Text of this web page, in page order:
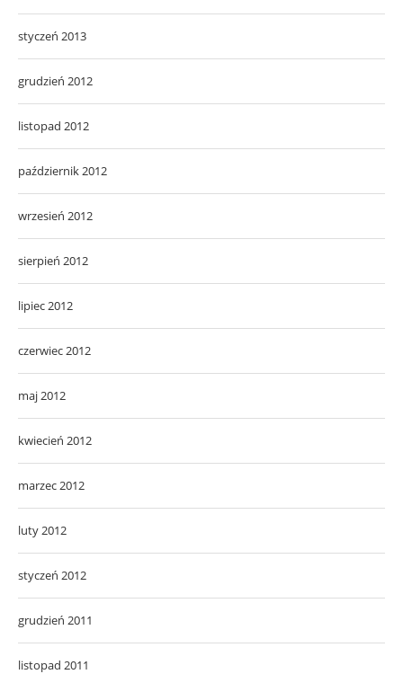
styczeń 2013
grudzień 2012
listopad 2012
październik 2012
wrzesień 2012
sierpień 2012
lipiec 2012
czerwiec 2012
maj 2012
kwiecień 2012
marzec 2012
luty 2012
styczeń 2012
grudzień 2011
listopad 2011